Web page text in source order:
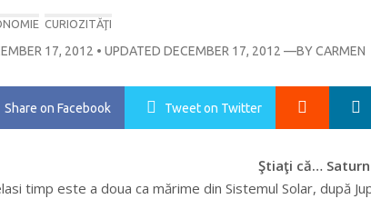
CURIOZITĂŢI
17, 2012 • UPDATED DECEMBER 17, 2012 —BYCARMEN
Share on Facebook Tweeton Twitter Google+
Ştiaţi că…
timp este a doua ca mărime din Sistemul Solar, după